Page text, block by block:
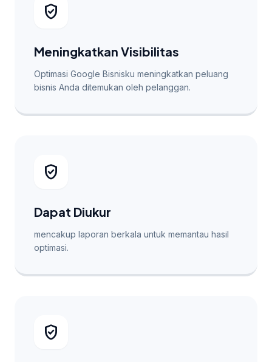
verified_user
Meningkatkan Visibilitas
Optimasi Google Bisnisku meningkatkan peluang
bisnis Anda ditemukan oleh pelanggan.
verified_user
Dapat Diukur
mencakup laporan berkala untuk memantau hasil
optimasi.
verified_user